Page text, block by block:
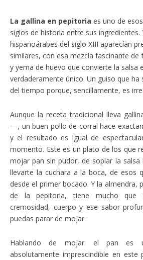
La gallina en pepitoria es uno de
siglos de historia entre sus ingredientes.
hispanoárabes del siglo XIII aparecían
similares, con esa mezcla fascinante de
y yema de huevo que convierte la salsa
verdaderamente único. Un guiso que ha
del tiempo porque, sencillamente, es
Aunque la receta tradicional lleva
—, un buen pollo de corral hace
y el resultado es igual de
momento. Este es un plato de los que
mojar pan sin pudor, de soplar la salsa
llevarte la cuchara a la boca, de esos
desde el primer bocado. Y la almendra,
de la pepitoria, tiene mucho que
cremosidad, cuerpo y ese sabor
puedas parar de mojar.
Hablando de mojar: el pan es
absolutamente imprescindible en este